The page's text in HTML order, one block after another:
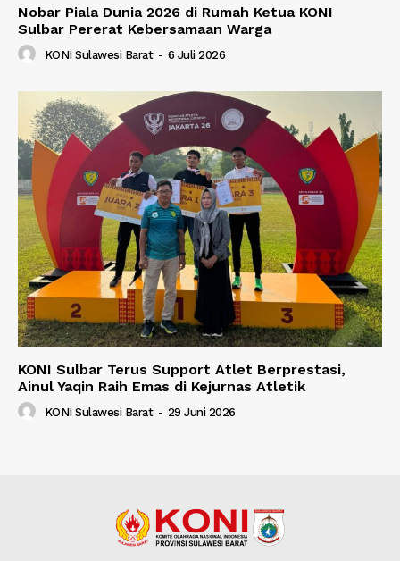
Nobar Piala Dunia 2026 di Rumah Ketua KONI
Sulbar Pererat Kebersamaan Warga
KONI Sulawesi Barat - 6 Juli 2026
KONI Sulbar Terus Support Atlet Berprestasi,
Ainul Yaqin Raih Emas di Kejurnas Atletik
KONI Sulawesi Barat - 29 Juni 2026